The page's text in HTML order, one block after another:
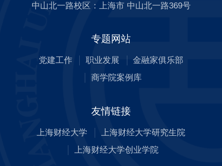
中山北一路校区：上海市 中山北一路369号
专题网站
党建工作 职业发展
金融家俱乐部
商学院案例库
友情链接
上海财经大学
上海财经大学研究生院
上海财经大学创业学院